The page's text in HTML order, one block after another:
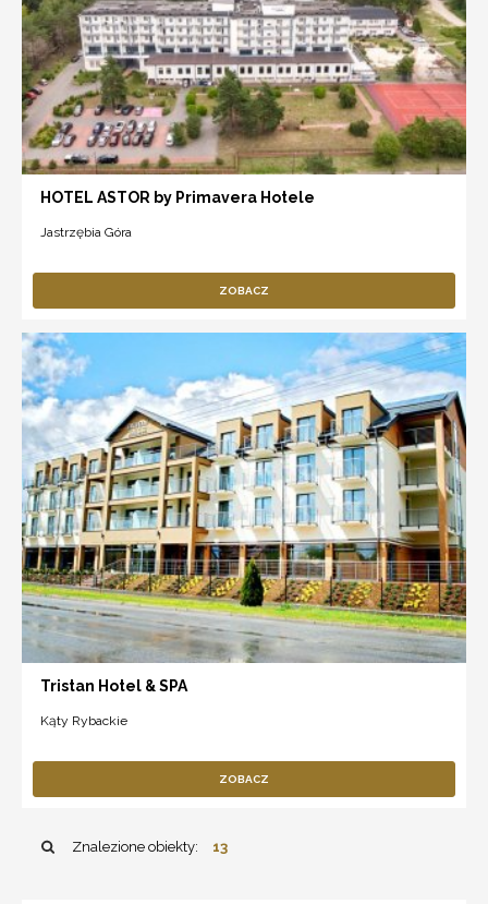
HOTEL ASTOR by Primavera Hotele
Jastrzębia Góra
ZOBACZ
Tristan Hotel & SPA
Kąty Rybackie
ZOBACZ
Znalezione obiekty: 13